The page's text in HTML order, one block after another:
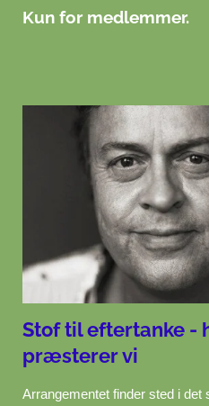
Kun for medlemmer.
Stof til eftertanke -
præsterer vi
Arrangementet finder sted i det